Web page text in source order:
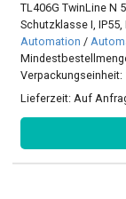
TL406G TwinLine N
Schutzklasse I, IP55,
Automation /
Verpackungseinheit:
Lieferzeit: Auf